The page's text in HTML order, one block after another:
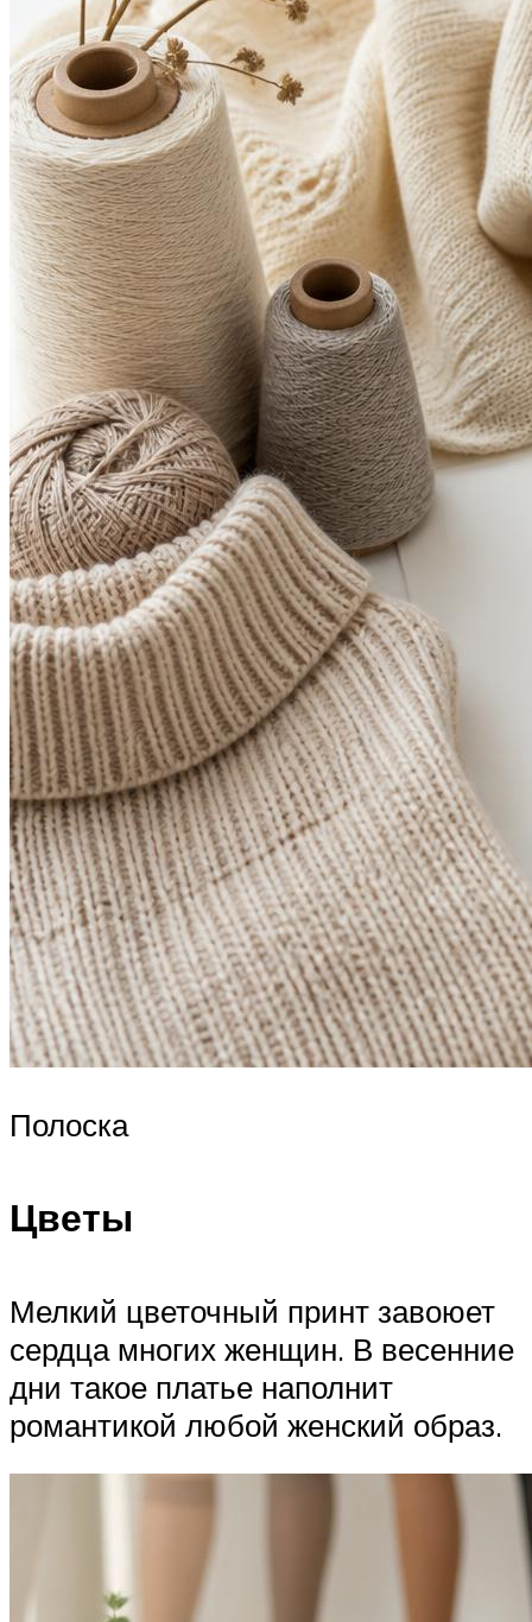
Полоска
Цветы
Мелкий цветочный принт завоюет
сердца многих женщин. В весенние
дни такое платье наполнит
романтикой любой женский образ.